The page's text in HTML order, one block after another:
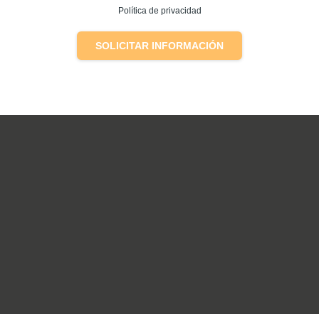
Política de privacidad
SOLICITAR INFORMACIÓN